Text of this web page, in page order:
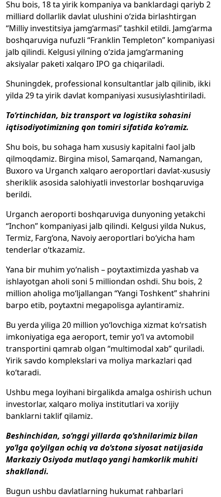
Shu bois, 18 ta yirik kompaniya va banklardagi qariyb 2
milliard dollarlik davlat ulushini o‘zida birlashtirgan
“Milliy investitsiya jamg‘armasi” tashkil etildi. Jamg‘arma
boshqaruviga nufuzli “Franklin Templeton” kompaniyasi
jalb qilindi. Kelgusi yilning o‘zida jamg‘armaning
aksiyalar paketi xalqaro IPO ga chiqariladi.
Shuningdek, professional konsultantlar jalb qilinib, ikki
yilda 29 ta yirik davlat kompaniyasi xususiylashtiriladi.
To‘rtinchidan, biz transport va logistika sohasini
iqtisodiyotimizning qon tomiri sifatida ko‘ramiz.
Shu bois, bu sohaga ham xususiy kapitalni faol jalb
qilmoqdamiz. Birgina misol, Samarqand, Namangan,
Buxoro va Urganch xalqaro aeroportlari davlat-xususiy
sheriklik asosida salohiyatli investorlar boshqaruviga
berildi.
Urganch aeroporti boshqaruviga dunyoning yetakchi
“Inchon” kompaniyasi jalb qilindi. Kelgusi yilda Nukus,
Termiz, Farg‘ona, Navoiy aeroportlari bo‘yicha ham
tenderlar o‘tkazamiz.
Yana bir muhim yo‘nalish – poytaxtimizda yashab va
ishlayotgan aholi soni 5 milliondan oshdi. Shu bois, 2
million aholiga mo‘ljallangan “Yangi Toshkent” shahrini
barpo etib, poytaxtni megapolisga aylantiramiz.
Bu yerda yiliga 20 million yo‘lovchiga xizmat ko‘rsatish
imkoniyatiga ega aeroport, temir yo‘l va avtomobil
transportini qamrab olgan “multimodal xab” quriladi.
Yirik savdo komplekslari va moliya markazlari qad
ko‘taradi.
Ushbu mega loyihani birgalikda amalga oshirish uchun
investorlar, xalqaro moliya institutlari va xorijiy
banklarni taklif qilamiz.
Beshinchidan, so‘nggi yillarda qo‘shnilarimiz bilan
yo‘lga qo‘yilgan ochiq va do‘stona siyosat natijasida
Markaziy Osiyoda mutlaqo yangi hamkorlik muhiti
shakllandi.
Bugun ushbu davlatlarning hukumat rahbarlari